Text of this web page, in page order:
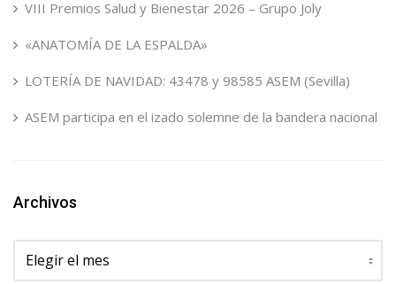
VIII Premios Salud y Bienestar 2026 – Grupo Joly
«ANATOMÍA DE LA ESPALDA»
LOTERÍA DE NAVIDAD: 43478 y 98585 ASEM (Sevilla)
ASEM participa en el izado solemne de la bandera nacional
Archivos
Archivos